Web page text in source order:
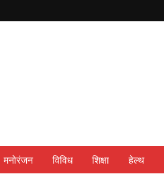
मनोरंजन विविध शिक्षा हेल्थ